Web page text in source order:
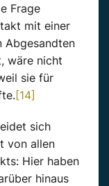
Frage
mit einer
Abgesandten
wäre nicht
sie für
[14]
sich
von allen
Hier haben
hinaus